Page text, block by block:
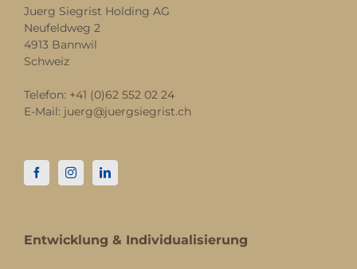
Juerg Siegrist Holding AG
Neufeldweg 2
4913 Bannwil
Schweiz
Telefon: +41 (0)62 552 02 24
E-Mail: juerg@juergsiegrist.ch
Entwicklung & Individualisierung